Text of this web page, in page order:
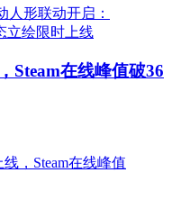
Steam在线峰值破36